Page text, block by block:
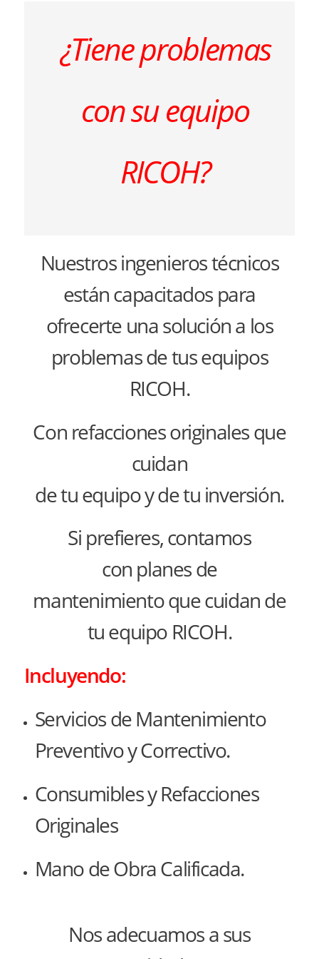
¿Tiene problemas
con su equipo
RICOH?
Nuestros ingenieros técnicos
están capacitados para
ofrecerte una solución a los
problemas de tus equipos
RICOH.
Con refacciones originales que
cuidan
de tu equipo y de tu inversión.
Si prefieres, contamos
con planes de
mantenimiento que cuidan de
tu equipo RICOH.
Incluyendo:
Servicios de Mantenimiento
Preventivo y Correctivo.
Consumibles y Refacciones
Originales
Mano de Obra Calificada.
Nos adecuamos a sus